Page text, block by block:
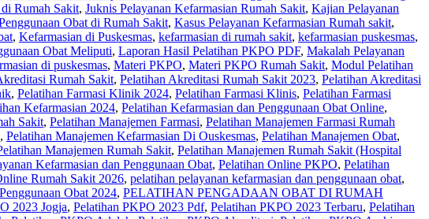
Rumah Sakit, Juknis Pelayanan Kefarmasian Rumah Sakit, Kajian Pelayanan
Obat di Rumah Sakit, Kasus Pelayanan Kefarmasian Rumah sakit,
, Kefarmasian di Puskesmas, kefarmasian di rumah sakit, kefarmasian puskesmas,
Obat Meliputi, Laporan Hasil Pelatihan PKPO PDF, Makalah Pelayanan
di puskesmas, Materi PKPO, Materi PKPO Rumah Sakit, Modul Pelatihan
Rumah Sakit, Pelatihan Akreditasi Rumah Sakit 2023, Pelatihan Akreditasi
, Pelatihan Farmasi Klinik 2024, Pelatihan Farmasi Klinis, Pelatihan Farmasi
Kefarmasian 2024, Pelatihan Kefarmasian dan Penggunaan Obat Online,
Sakit, Pelatihan Manajemen Farmasi, Pelatihan Manajemen Farmasi Rumah
, Pelatihan Manajemen Kefarmasian Di Ouskesmas, Pelatihan Manajemen Obat,
Manajemen Rumah Sakit, Pelatihan Manajemen Rumah Sakit (Hospital
Kefarmasian dan Penggunaan Obat, Pelatihan Online PKPO, Pelatihan
Rumah Sakit 2026, pelatihan pelayanan kefarmasian dan penggunaan obat,
Obat 2024, PELATIHAN PENGADAAN OBAT DI RUMAH
2023 Jogja, Pelatihan PKPO 2023 Pdf, Pelatihan PKPO 2023 Terbaru, Pelatihan